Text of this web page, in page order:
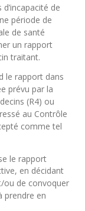
de
période de
de santé
un rapport
traitant.
le rapport dans
prévu par la
(R4) ou
au Contrôle
comme tel
le rapport
en décidant
ou de convoquer
prendre en